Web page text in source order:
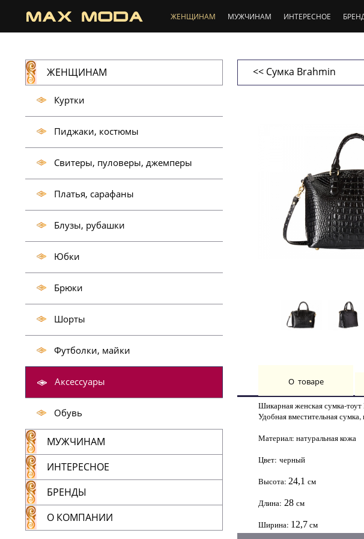
ЖЕНЩИНАМ МУЖЧИНАМ ИНТЕРЕСНОЕ
ЖЕНЩИНАМ
Куртки
Пиджаки, костюмы
Свитеры, пуловеры, джемперы
Платья, сарафаны
Блузы, рубашки
Юбки
Брюки
Шорты
Футболки, майки
Аксессуары
Обувь
МУЖЧИНАМ
ИНТЕРЕСНОЕ
БРЕНДЫ
О КОМПАНИИ
<< Сумка Brahmin
О товаре
Шикарная женская сумка-
Удобная вместительная
Материал: натуральная кожа
Цвет: черный
Высота: 24,1 см
Длина: 28 см
Ширина: 12,7см